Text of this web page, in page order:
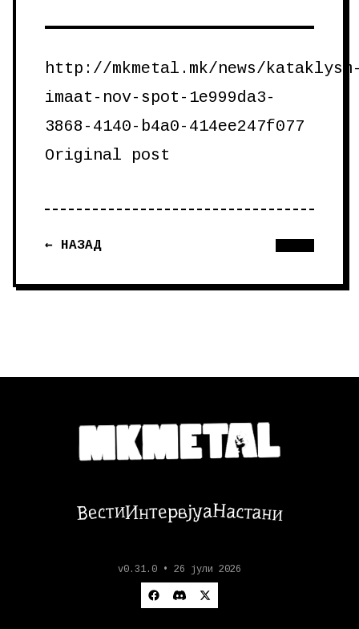
http://mkmetal.mk/news/
imaat-nov-spot-1e999da3-
3868-4140-b4a0-414ee247f077
Original post
← НАЗАД
ВестиИнтервјуаНастани
v0.31.0 • 26 јули 2026